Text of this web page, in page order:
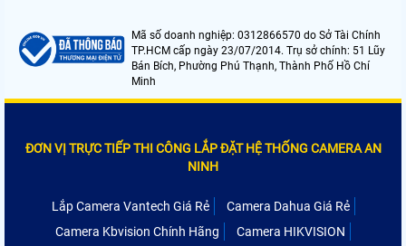
Mã số doanh nghiệp: 0312866570 do Sở Tài Chính
TP.HCM cấp ngày 23/07/2014. Trụ sở chính: 51 Lũy
Bán Bích, Phường Phú Thạnh, Thành Phố Hồ Chí
Minh
ĐƠN VỊ TRỰC TIẾP THI CÔNG LẮP ĐẶT HỆ THỐNG CAMERA AN
NINH
Lắp Camera Vantech Giá Rẻ
Camera Dahua Giá Rẻ
Camera Kbvision Chính Hãng
Camera HIKVISION